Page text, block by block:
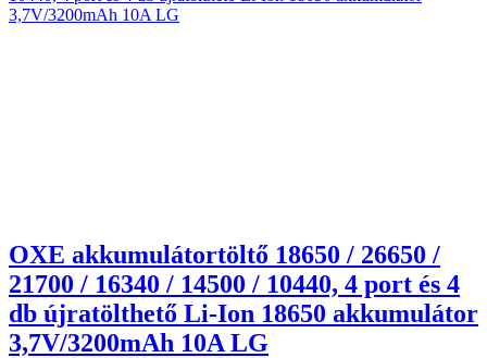
OXE akkumulátortöltő 18650 / 26650 /
21700 / 16340 / 14500 / 10440, 4 port és 4
db újratölthető Li-Ion 18650 akkumulátor
3,7V/3200mAh 10A LG